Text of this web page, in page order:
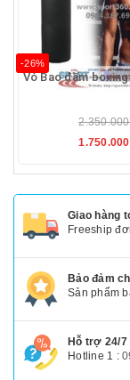
-26%
Vỏ Bao đấm
Giao hàng
Freeship
Bảo đảm
Sản phẩm
Hỗ trợ 24/7
Hotline 1 :